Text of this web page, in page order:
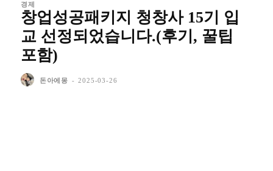
경제
창업성공패키지 청창사 15기 입
교 선정되었습니다.(후기, 꿀팁
포함)
돈아에몽 - 2025-03-26